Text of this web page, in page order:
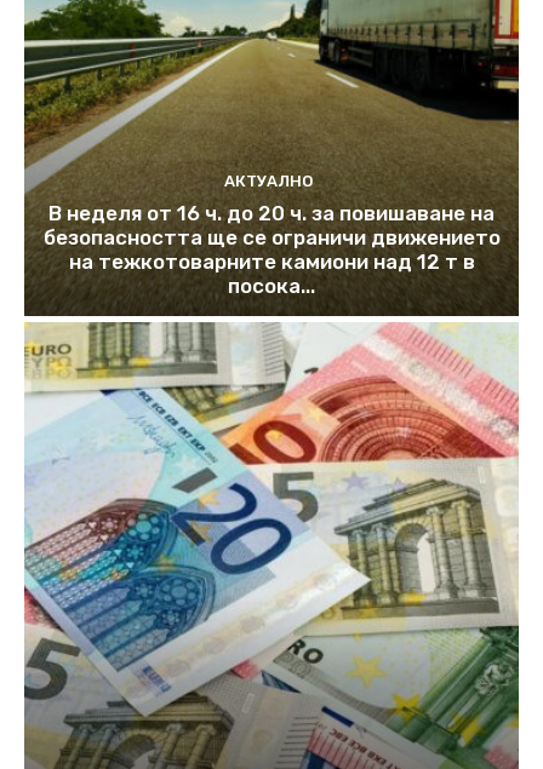
АКТУАЛНО
В неделя от 16 ч. до 20 ч. за повишаване на
безопасността ще се ограничи движението
на тежкотоварните камиони над 12 т в
посока...